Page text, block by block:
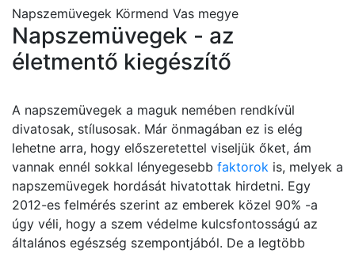
Napszemüvegek Körmend Vas megye
Napszemüvegek - az
életmentő kiegészítő
A napszemüvegek a maguk nemében rendkívül
divatosak, stílusosak. Már önmagában ez is elég
lehetne arra, hogy előszeretettel viseljük őket, ám
vannak ennél sokkal lényegesebb faktorok is, melyek a
napszemüvegek hordását hivatottak hirdetni. Egy
2012-es felmérés szerint az emberek közel 90% -a
úgy véli, hogy a szem védelme kulcsfontosságú az
általános egészség szempontjából. De a legtöbb